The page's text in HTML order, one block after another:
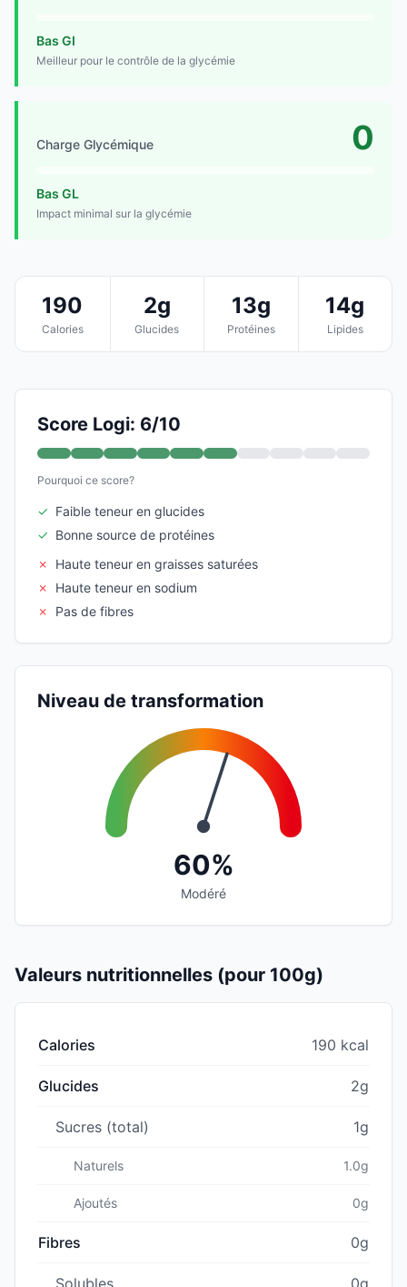
Bas GI
Meilleur pour le contrôle de la glycémie
Charge Glycémique 0
Bas GL
Impact minimal sur la glycémie
190
Calories
2g
Glucides
13g
Protéines
14g
Lipides
Score Logi: 6/10
Pourquoi ce score?
✓ Faible teneur en glucides
✓ Bonne source de protéines
✗
Haute teneur en graisses saturées
✗
Haute teneur en sodium
✗
Pas de fibres
Niveau de transformation
60%
Modéré
Valeurs nutritionnelles (pour 100g)
Calories 190 kcal
Glucides 2g
Sucres (total) 1g
Naturels 1.0g
Ajoutés 0g
Fibres 0g
Solubles 0g